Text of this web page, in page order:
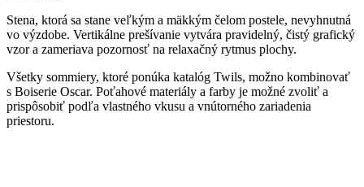
Stena, ktorá sa stane veľkým a mäkkým čelom postele, nevyhnutná
vo výzdobe. Vertikálne prešívanie vytvára pravidelný, čistý grafický
vzor a zameriava pozornosť na relaxačný rytmus plochy.
Všetky sommiery, ktoré ponúka katalóg Twils, možno kombinovať
s Boiserie Oscar. Poťahové materiály a farby je možné zvoliť a
prispôsobiť podľa vlastného vkusu a vnútorného zariadenia
priestoru.